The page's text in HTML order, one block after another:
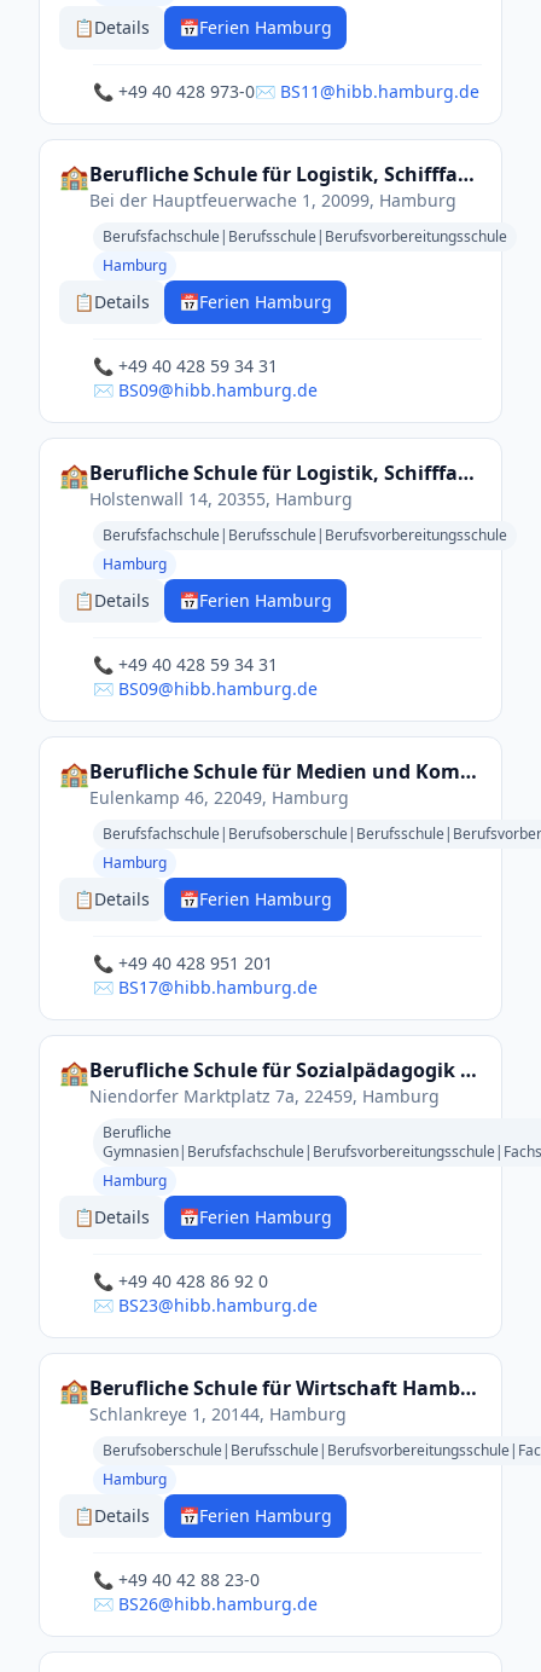
📋Details 📅Ferien Hamburg
📞 +49 40 428 973-0✉️ BS11@hibb.hamburg.de
🏫 Berufliche Schule für Logistik, Schifffahrt und Touristik
Bei der Hauptfeuerwache 1, 20099, Hamburg
Berufsfachschule|Berufsschule|Berufsvorbereitungsschule
Hamburg
📋Details 📅Ferien Hamburg
📞 +49 40 428 59 34 31
✉️ BS09@hibb.hamburg.de
🏫 Berufliche Schule für Logistik, Schifffahrt und Touristik
Holstenwall 14, 20355, Hamburg
Berufsfachschule|Berufsschule|Berufsvorbereitungsschule
Hamburg
📋Details 📅Ferien Hamburg
📞 +49 40 428 59 34 31
✉️ BS09@hibb.hamburg.de
🏫 Berufliche Schule für Medien und Kommunikation
Eulenkamp 46, 22049, Hamburg
Hamburg
📋Details 📅Ferien Hamburg
📞 +49 40 428 951 201
✉️ BS17@hibb.hamburg.de
🏫 Berufliche Schule für Sozialpädagogik - Anna-Warburg-Schule
Niendorfer Marktplatz 7a, 22459, Hamburg
Berufliche
Hamburg
📋Details 📅Ferien Hamburg
📞 +49 40 428 86 92 0
✉️ BS23@hibb.hamburg.de
🏫 Berufliche Schule für Wirtschaft Hamburg-Eimsbüttel
Schlankreye 1, 20144, Hamburg
Hamburg
📋Details 📅Ferien Hamburg
📞 +49 40 42 88 23-0
✉️ BS26@hibb.hamburg.de